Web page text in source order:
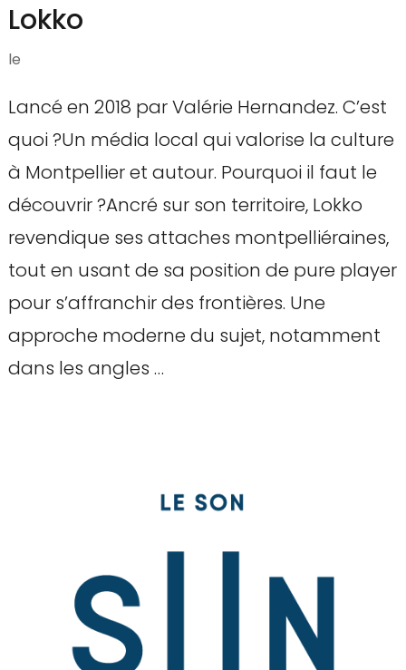
Lokko
le
Lancé en 2018 par Valérie Hernandez. C’est
quoi ?Un média local qui valorise la culture
à Montpellier et autour. Pourquoi il faut le
découvrir ?Ancré sur son territoire, Lokko
revendique ses attaches montpelliéraines,
tout en usant de sa position de pure player
pour s’affranchir des frontières. Une
approche moderne du sujet, notamment
dans les angles …